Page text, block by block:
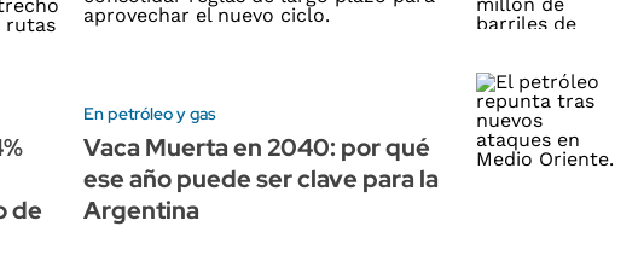
de
En petróleo y gas
Vaca Muerta en 2040: por qué
ese año puede ser clave para la
Argentina